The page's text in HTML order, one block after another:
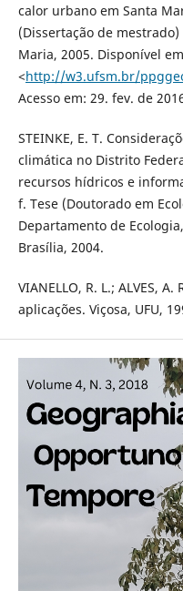
calor urbano em Santa
(Dissertação de
Maria, 2005. Disponível
<http://w3.ufsm.br/
Acesso em: 29. fev. de
STEINKE, E. T.
climática no Distrito
recursos hídricos e
f. Tese (Doutorado em
Departamento de
Brasília, 2004.
VIANELLO, R. L.; ALVES,
aplicações. Viçosa, UFU,